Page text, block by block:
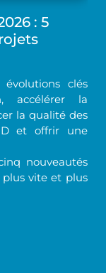
: 5
clés
accélérer la
la qualité des
et offrir une
nouveautés
vite et plus